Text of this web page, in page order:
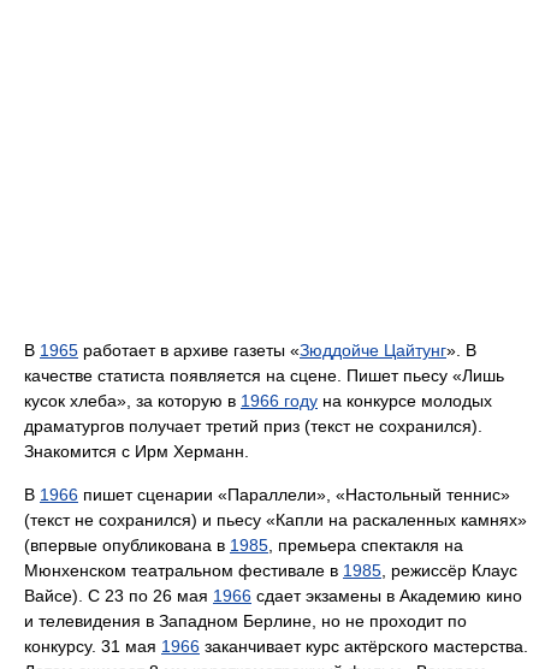
В 1965 работает в архиве газеты «Зюддойче Цайтунг». В
качестве статиста появляется на сцене. Пишет пьесу «Лишь
кусок хлеба», за которую в 1966 году на конкурсе молодых
драматургов получает третий приз (текст не сохранился).
Знакомится с Ирм Херманн.
В 1966 пишет сценарии «Параллели», «Настольный теннис»
(текст не сохранился) и пьесу «Капли на раскаленных камнях»
(впервые опубликована в 1985 , премьера спектакля на
Мюнхенском театральном фестивале в 1985 , режиссёр Клаус
Вайсе). С 23 по 26 мая 1966 сдает экзамены в Академию кино
и телевидения в Западном Берлине, но не проходит по
конкурсу. 31 мая 1966 заканчивает курс актёрского мастерства.